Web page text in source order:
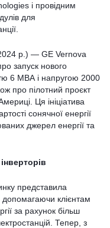
і провідним
для
р.) — GE Vernova
запуск нового
6 МВА і напругою 2000
про пілотний проєкт
Ця ініціатива
сонячної енергії
джерел енергії та
представила
допомагаючи клієнтам
за рахунок більш
Тепер, з